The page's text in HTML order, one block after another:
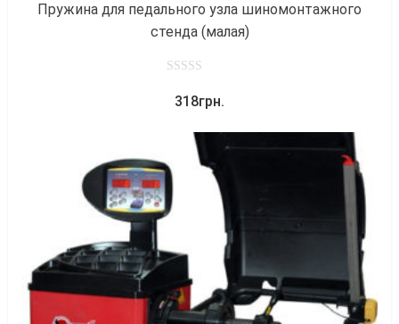
Пружина для педального узла шиномонтажного
стенда (малая)
out
318грн.